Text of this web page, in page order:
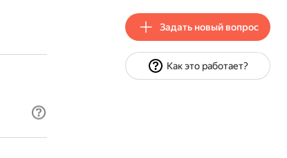
Задать новый вопрос
Как это работает?